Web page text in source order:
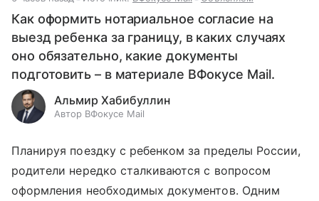
Как оформить нотариальное согласие на
выезд ребенка за границу, в каких случаях
оно обязательно, какие документы
подготовить – в материале ВФокусе Mail.
Альмир Хабибуллин
Автор ВФокусе Mail
Планируя поездку с ребенком за пределы России,
родители нередко сталкиваются с вопросом
оформления необходимых документов. Одним